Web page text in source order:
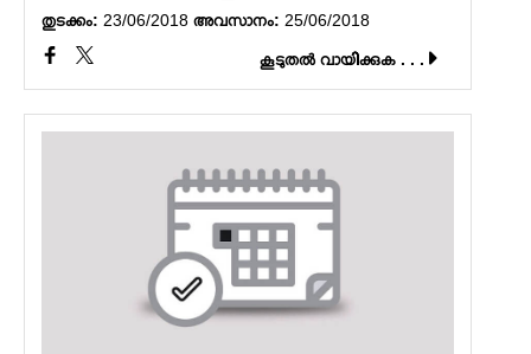
തുടക്കം: 23/06/2018 അവസാനം: 25/06/2018
കൂടുതല്‍ വായിക്കുക . . .